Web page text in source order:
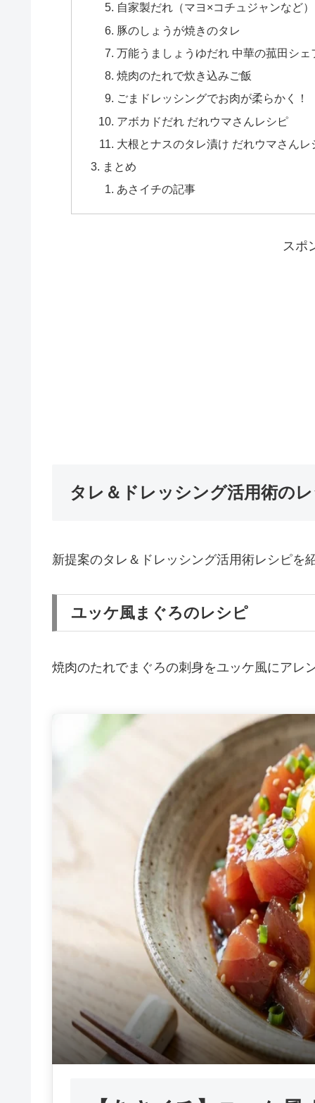
自家製だれ（マヨ×コチュジャンなど）
豚のしょうが焼きのタレ
万能うましょうゆだれ 中華の菰田シェ
焼肉のたれで炊き込みご飯
ごまドレッシングでお肉が柔らかく！
アボカドだれ だれウマさんレシピ
大根とナスのタレ漬け だれウマさんレ
まとめ
あさイチの記事
スポ
タレ＆ドレッシング活用術の
新提案のタレ＆ドレッシング活用術レシピを
ユッケ風まぐろのレシピ
焼肉のたれでまぐろの刺身をユッケ風にアレ